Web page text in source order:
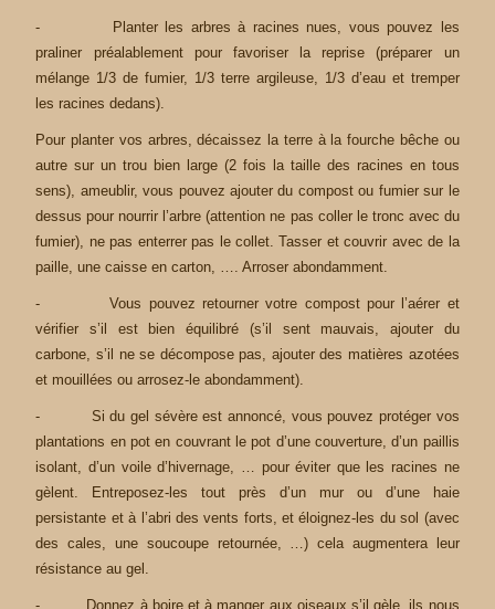
- Planter les arbres à racines nues, vous pouvez les
praliner préalablement pour favoriser la reprise (préparer un
mélange 1/3 de fumier, 1/3 terre argileuse, 1/3 d’eau et tremper
les racines dedans).
Pour planter vos arbres, décaissez la terre à la fourche bêche ou
autre sur un trou bien large (2 fois la taille des racines en tous
sens), ameublir, vous pouvez ajouter du compost ou fumier sur le
dessus pour nourrir l’arbre (attention ne pas coller le tronc avec du
fumier), ne pas enterrer pas le collet. Tasser et couvrir avec de la
paille, une caisse en carton, …. Arroser abondamment.
- Vous pouvez retourner votre compost pour l’aérer et
vérifier s’il est bien équilibré (s’il sent mauvais, ajouter du
carbone, s’il ne se décompose pas, ajouter des matières azotées
et mouillées ou arrosez-le abondamment).
- Si du gel sévère est annoncé, vous pouvez protéger vos
plantations en pot en couvrant le pot d’une couverture, d’un paillis
isolant, d’un voile d’hivernage, … pour éviter que les racines ne
gèlent. Entreposez-les tout près d’un mur ou d’une haie
persistante et à l’abri des vents forts, et éloignez-les du sol (avec
des cales, une soucoupe retournée, …) cela augmentera leur
résistance au gel.
- Donnez à boire et à manger aux oiseaux s’il gèle, ils nous